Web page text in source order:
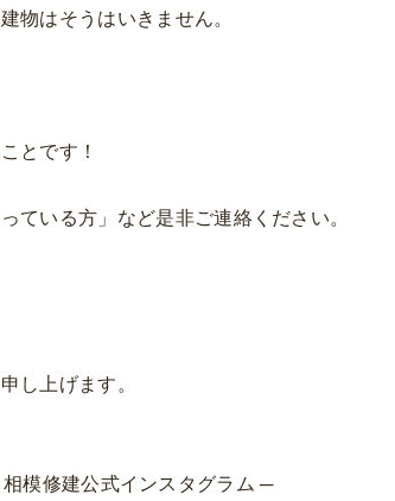
物はそうはいきません。
とです！
ている方」など是非ご連絡ください。
し上げます。
模修建公式インスタグラム ─